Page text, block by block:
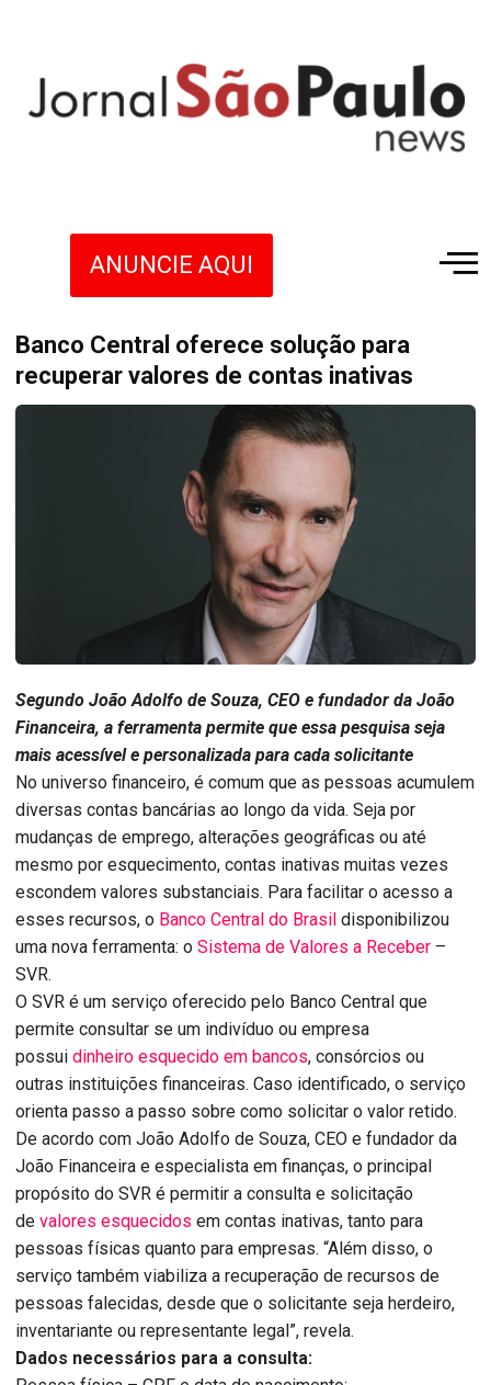
ANUNCIE AQUI
Banco Central oferece solução para
recuperar valores de contas inativas
Segundo João Adolfo de Souza, CEO e fundador da João
Financeira, a ferramenta permite que essa pesquisa seja
mais acessível e personalizada para cada solicitante
No universo financeiro, é comum que as pessoas acumulem
diversas contas bancárias ao longo da vida. Seja por
mudanças de emprego, alterações geográficas ou até
mesmo por esquecimento, contas inativas muitas vezes
escondem valores substanciais. Para facilitar o acesso a
esses recursos, o Banco Central do Brasil disponibilizou
uma nova ferramenta: o Sistema de Valores a Receber –
SVR.
O SVR é um serviço oferecido pelo Banco Central que
permite consultar se um indivíduo ou empresa
possui dinheiro esquecido em bancos, consórcios ou
outras instituições financeiras. Caso identificado, o serviço
orienta passo a passo sobre como solicitar o valor retido.
De acordo com João Adolfo de Souza, CEO e fundador da
João Financeira e especialista em finanças, o principal
propósito do SVR é permitir a consulta e solicitação
de valores esquecidos em contas inativas, tanto para
pessoas físicas quanto para empresas. “Além disso, o
serviço também viabiliza a recuperação de recursos de
pessoas falecidas, desde que o solicitante seja herdeiro,
inventariante ou representante legal”, revela.
Dados necessários para a consulta: